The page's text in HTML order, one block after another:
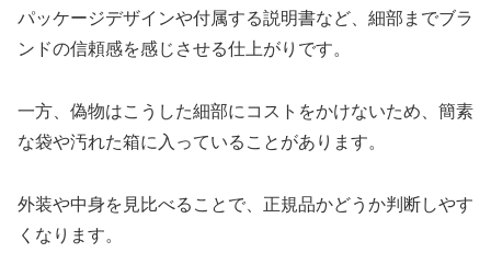
パッケージデザインや付属する説明書など、細部までブラ
ンドの信頼感を感じさせる仕上がりです。
一方、偽物はこうした細部にコストをかけないため、簡素
な袋や汚れた箱に入っていることがあります。
外装や中身を見比べることで、正規品かどうか判断しやす
くなります。